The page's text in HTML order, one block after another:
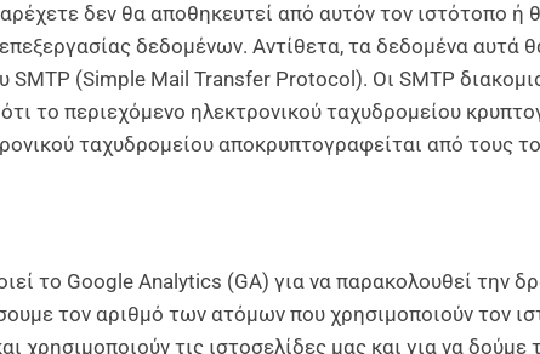
δεν θα αποθηκευτεί από αυτόν τον ιστότοπο ή
δεδομένων. Αντίθετα, τα δεδομένα αυτά
(Simple Mail Transfer Protocol). Οι SMTP
το περιεχόμενο ηλεκτρονικού ταχυδρομείου
ταχυδρομείου αποκρυπτογραφείται από τους
το Google Analytics (GA) για να παρακολουθεί την
τον αριθμό των ατόμων που χρησιμοποιούν τον
χρησιμοποιούν τις ιστοσελίδες μας και για να δούμε